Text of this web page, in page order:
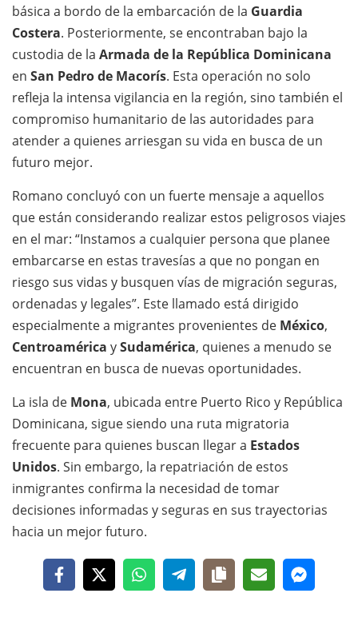
básica a bordo de la embarcación de la Guardia
Costera. Posteriormente, se encontraban bajo la
custodia de la Armada de la República Dominicana
en San Pedro de Macorís. Esta operación no solo
refleja la intensa vigilancia en la región, sino también el
compromiso humanitario de las autoridades para
atender a quienes arriesgan su vida en busca de un
futuro mejor.
Romano concluyó con un fuerte mensaje a aquellos
que están considerando realizar estos peligrosos viajes
en el mar: “Instamos a cualquier persona que planee
embarcarse en estas travesías a que no pongan en
riesgo sus vidas y busquen vías de migración seguras,
ordenadas y legales”. Este llamado está dirigido
especialmente a migrantes provenientes de México,
Centroamérica ySudamérica, quienes a menudo se
encuentran en busca de nuevas oportunidades.
La isla de Mona, ubicada entre Puerto Rico y República
Dominicana, sigue siendo una ruta migratoria
frecuente para quienes buscan llegar a Estados
Unidos. Sin embargo, la repatriación de estos
inmigrantes confirma la necesidad de tomar
decisiones informadas y seguras en sus trayectorias
hacia un mejor futuro.